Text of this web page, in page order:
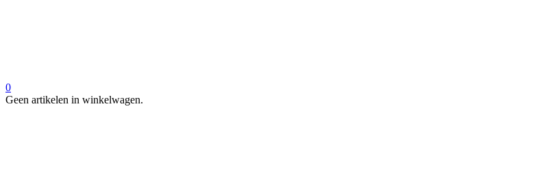
0
Geen artikelen in winkelwagen.